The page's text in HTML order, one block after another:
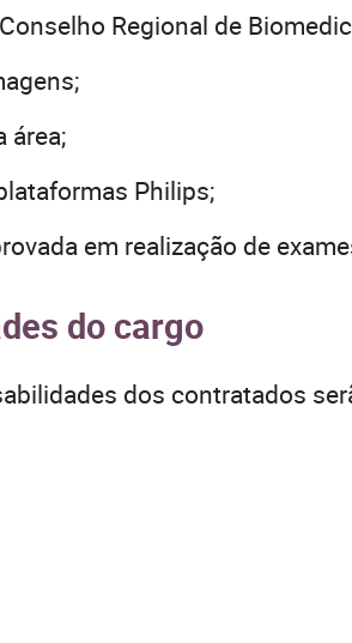
Regional de
área;
Philips;
em realização de
do cargo
dos contratados